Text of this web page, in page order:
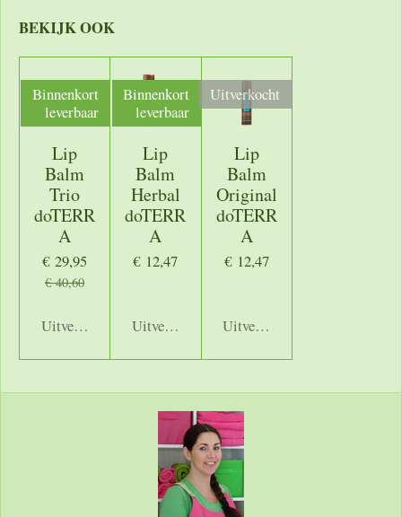
BEKIJK OOK
Binnenkort
leverbaar
Lip
Balm
Trio
doTERR
A
€ 29,95
€ 40,60
Uitverkocht
Binnenkort
leverbaar
Lip
Balm
Herbal
doTERR
A
€ 12,47
Uitverkocht
Uitverkocht
Lip
Balm
Original
doTERR
A
€ 12,47
Uitverkocht